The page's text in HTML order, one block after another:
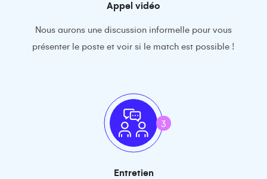
Appel vidéo
Nous aurons une discussion informelle pour vous
présenter le poste et voir si le match est possible !
3
Entretien